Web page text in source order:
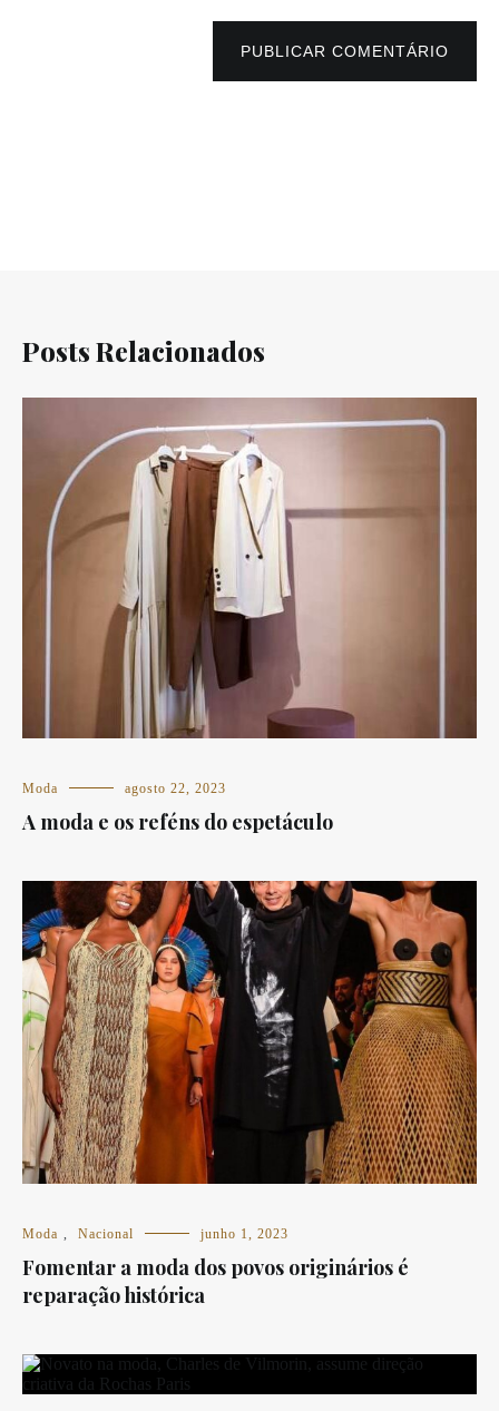
PUBLICAR COMENTÁRIO
Posts Relacionados
Moda agosto 22, 2023
A moda e os reféns do espetáculo
Moda , Nacional junho 1, 2023
Fomentar a moda dos povos originários é
reparação histórica